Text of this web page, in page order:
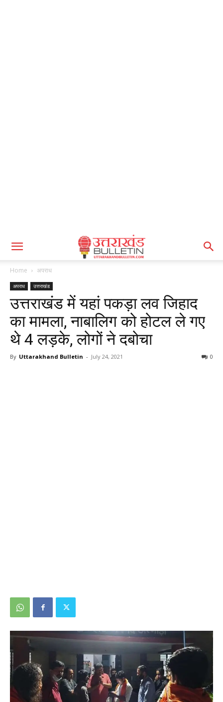
Home अपराध
अपराध उत्तराखंड
उत्तराखंड में यहां पकड़ा लव जिहाद
का मामला, नाबालिग को होटल ले गए
थे 4 लड़के, लोगों ने दबोचा
By Uttarakhand Bulletin - July 24, 2021 0